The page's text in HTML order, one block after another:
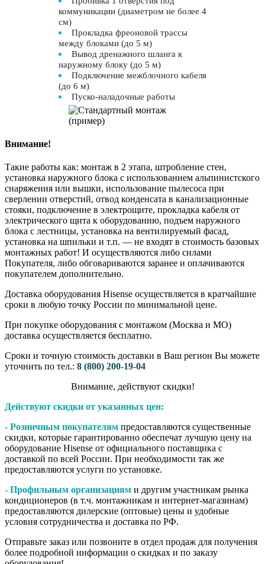
коммуникации (диаметром не более 4
см)
Прокладка фреоновой трассы
между блоками (до 5 м)
Вывод дренажного шланга к
наружному блоку (до 5 м)
Подключение межблочного кабеля
(до 6 м)
Пуско-наладочные работы
Внимание!
Такие работы как: монтаж в 2 этапа, штробление стен,
установка наружного блока с использованием альпинистского
снаряжения или вышки, использование пылесоса при
сверлении отверстий, отвод конденсата в канализационные
стояки, подключение в электрощите, прокладка кабеля от
электрического щита к оборудованию, подъем наружного
блока с лестницы, установка на вентилируемый фасад,
установка на шпильки и т.п. — не входят в стоимость базовых
монтажных работ! И осуществляются либо силами
Покупателя, либо обговариваются заранее и оплачиваются
покупателем дополнительно.
Доставка оборудования Hisense осуществляется в кратчайшие
сроки в любую точку России по минимальной цене.
При покупке оборудования с монтажом (Москва и МО)
доставка осуществляется бесплатно.
Сроки и точную стоимость доставки в Ваш регион Вы можете
уточнить по тел.: 8 (800) 200-19-04
Внимание,​ действуют​ скидки!
Действуют скидки от указанных цен:
- Розничным покупателям предоставляются существенные
скидки, которые гарантированно обеспечат лучшую цену на
оборудование Hisense от официального поставщика с
доставкой по всей России. При необходимости так же
предоставляются услуги по установке.
- Профильным организациям и другим участникам рынка
кондиционеров (в т.ч. монтажникам и интернет-магазинам)
предоставляются дилерские (оптовые) цены и удобные
условия сотрудничества и доставка по РФ.
Отправьте заказ или позвоните в отдел продаж для получения
более подробной информации о скидках и по заказу